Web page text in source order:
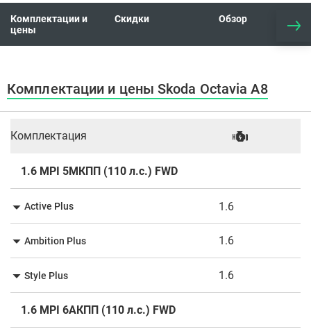
Комплектации и
цены
Скидки Обзор
Комплектации и цены Skoda Octavia A8
Комплектация
1.6 MPI 5МКПП (110 л.с.) FWD
Active Plus 1.6
Ambition Plus 1.6
Style Plus 1.6
1.6 MPI 6АКПП (110 л.с.) FWD